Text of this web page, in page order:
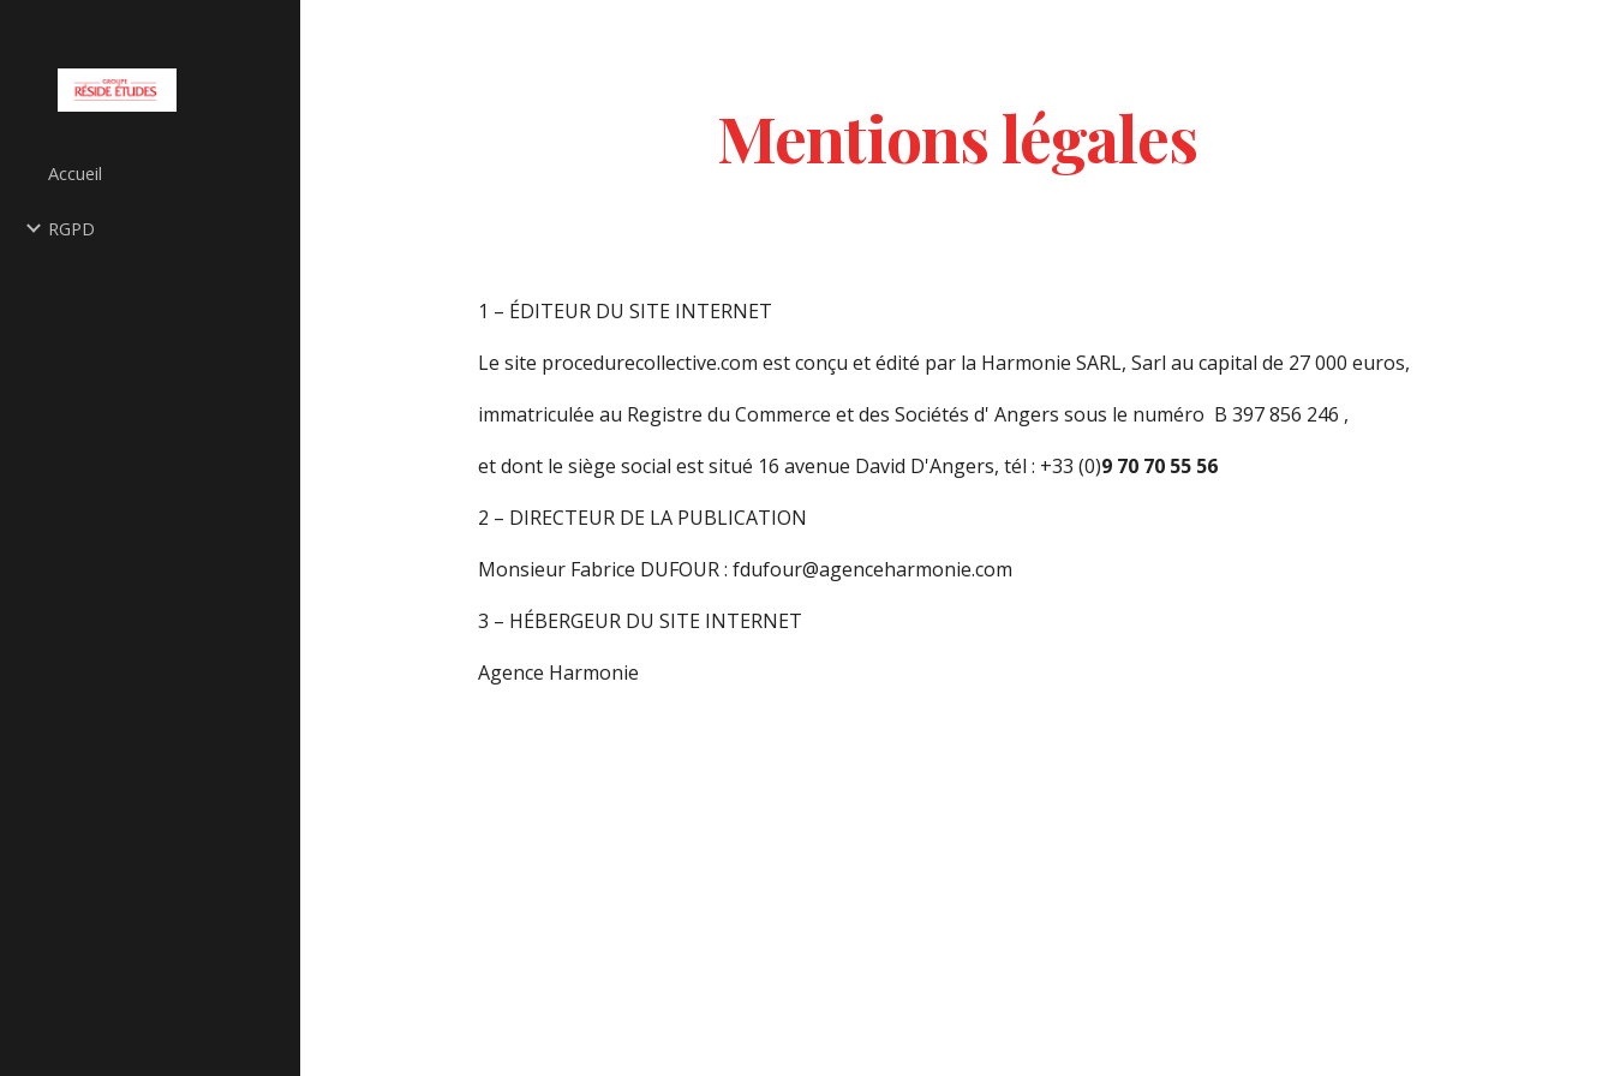
Accueil
RGPD
Mentions légales
1 – ÉDITEUR DU SITE INTERNET
Le site procedurecollective.com est conçu et édité par la Harmonie SARL,Sarl au capital de 27 000 euros,
immatriculée au Registre du Commerce et des Sociétés d' Angerssous le numéro B 397 856 246 ,
et dont le siège social est situé 16 avenue David D'Angers, tél : +33 (0)9 70 70 55 56
2 – DIRECTEUR DE LA PUBLICATION
Monsieur Fabrice DUFOUR : fdufour@agenceharmonie.com
3 – HÉBERGEUR DU SITE INTERNET
Agence Harmonie